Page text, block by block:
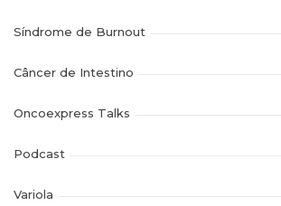
Síndrome de Burnout
Câncer de Intestino
Oncoexpress Talks
Podcast
Variola